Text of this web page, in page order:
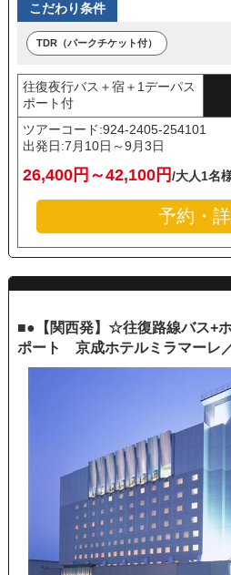
こだわり条件
TDR（パークチケット付）
往復夜行バス＋宿＋1デーパス
ポート付
ツアーコード:924-2405-254101
出発日:7月10日～9月3日
26,400円～42,100円/大人1名
予約・
■●【関西発】☆往復路線バス+
ポート 京成ホテルミラマーレ